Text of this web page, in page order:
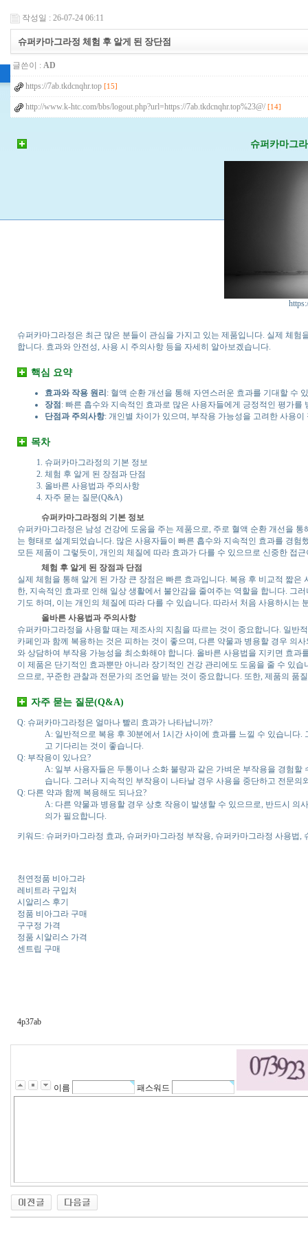
작성일 : 26-07-24 06:11
슈퍼카마그라정 체험 후 알게 된 장단점
글쓴이 : AD
https://7ab.tkdcnqhr.top [15]
http://www.k-htc.com/bbs/logout.php?url=https://7ab.tkdcnqhr.top%23@/ [14]
슈퍼카마그
슈퍼카마그라정은 최근 많은 분들이 관심을 가지고 있는 제품입니다. 실제 체
합니다. 효과와 안전성, 사용 시 주의사항 등을 자세히 알아보겠습니다.
핵심 요약
효과와 작용 원리 : 혈액 순환 개선을 통해 자연스러운 효과를 기대할 수
장점 : 빠른 흡수와 지속적인 효과로 많은 사용자들에게 긍정적인 평가를
단점과 주의사항: 개인별 차이가 있으며, 부작용 가능성을 고려한 사용이
목차
슈퍼카마그라정의 기본 정보
체험 후 알게 된 장점과 단점
올바른 사용법과 주의사항
자주 묻는 질문(Q&A)
슈퍼카마그라정의 기본 정보
슈퍼카마그라정은 남성 건강에 도움을 주는 제품으로, 주로 혈액 순환 개선을
는 형태로 설계되었습니다. 많은 사용자들이 빠른 흡수와 지속적인 효과를 경
모든 제품이 그렇듯이, 개인의 체질에 따라 효과가 다를 수 있으므로 신중한 접
체험 후 알게 된 장점과 단점
실제 체험을 통해 알게 된 가장 큰 장점은 빠른 효과입니다. 복용 후 비교적 짧
한, 지속적인 효과로 인해 일상 생활에서 불안감을 줄여주는 역할을 합니다. 그
기도 하며, 이는 개인의 체질에 따라 다를 수 있습니다. 따라서 처음 사용하시는
올바른 사용법과 주의사항
슈퍼카마그라정을 사용할 때는 제조사의 지침을 따르는 것이 중요합니다. 일
카페인과 함께 복용하는 것은 피하는 것이 좋으며, 다른 약물과 병용할 경우 의
와 상담하여 부작용 가능성을 최소화해야 합니다. 올바른 사용법을 지키면 효
이 제품은 단기적인 효과뿐만 아니라 장기적인 건강 관리에도 도움을 줄 수 있
으므로, 꾸준한 관찰과 전문가의 조언을 받는 것이 중요합니다. 또한, 제품의
자주 묻는 질문(Q&A)
Q: 슈퍼카마그라정은 얼마나 빨리 효과가 나타납니까?
A: 일반적으로 복용 후 30분에서 1시간 사이에 효과를 느낄 수 있습니
고 기다리는 것이 좋습니다.
Q: 부작용이 있나요?
A: 일부 사용자들은 두통이나 소화 불량과 같은 가벼운 부작용을 경험
습니다. 그러나 지속적인 부작용이 나타날 경우 사용을 중단하고 전문의
Q: 다른 약과 함께 복용해도 되나요?
A: 다른 약물과 병용할 경우 상호 작용이 발생할 수 있으므로, 반드시 의
의가 필요합니다.
키워드: 슈퍼카마그라정 효과, 슈퍼카마그라정 부작용, 슈퍼카마그라정 사용법
천연정품 비아그라
레비트라 구입처
시알리스 후기
정품 비아그라 구매
구구정 가격
정품 시알리스 가격
센트립 구매
4p37ab
이름 패스워드